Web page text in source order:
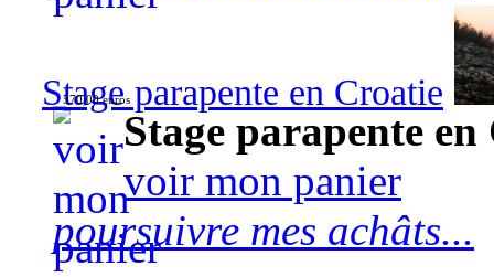
Stage parapente en Croatie
570,00 euros
Stage parapente
voir mon panier
poursuivre mes achâts...